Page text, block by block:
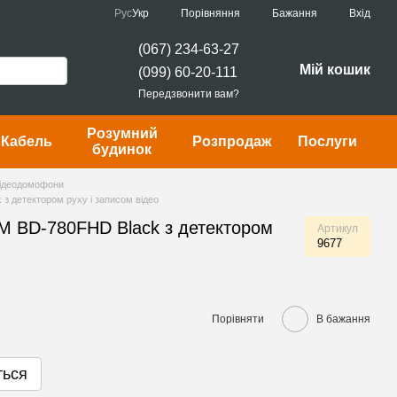
РусУкр Порівняння Бажання Вхід
(067) 234-63-27
(099) 60-20-111
Передзвонити вам?
Мій кошик
Кабель
Розумний
будинок
Розпродаж Послуги
детектором руху і записом відео
BD-780FHD Black з детектором Артикул
9677
Порівняти В бажання